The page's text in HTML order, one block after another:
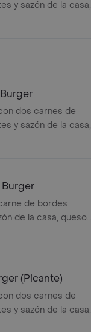
y sazón de la casa,
cebolla asada,
+ bebida a elección.
dos carnes de
y sazón de la casa,
bacon y vegetales
de bordes
de la casa, queso
y vegetales
(Picante)
dos carnes de
y sazón de la casa,
Salsa Habanero